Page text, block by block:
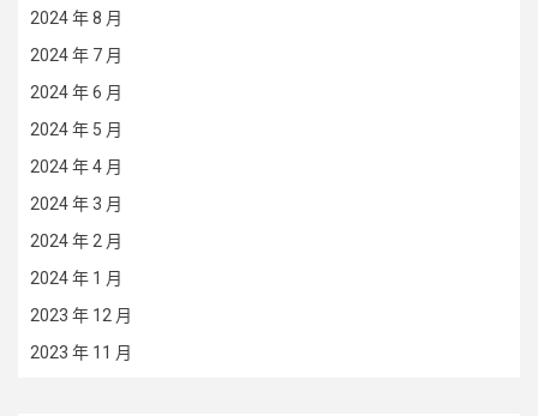
2024 年 8 月
2024 年 7 月
2024 年 6 月
2024 年 5 月
2024 年 4 月
2024 年 3 月
2024 年 2 月
2024 年 1 月
2023 年 12 月
2023 年 11 月